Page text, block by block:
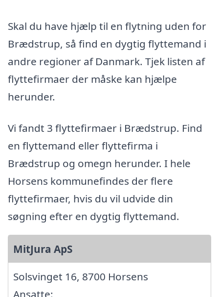
Skal du have hjælp til en flytning uden for
Brædstrup, så find en dygtig flyttemand i
andre regioner af Danmark. Tjek listen af
flyttefirmaer der måske kan hjælpe
herunder.
Vi fandt 3 flyttefirmaer i Brædstrup. Find
en flyttemand eller flyttefirma i
Brædstrup og omegn herunder. I hele
Horsens kommunefindes der flere
flyttefirmaer, hvis du vil udvide din
søgning efter en dygtig flyttemand.
MitJura ApS
Solsvinget 16, 8700 Horsens
Ansatte: